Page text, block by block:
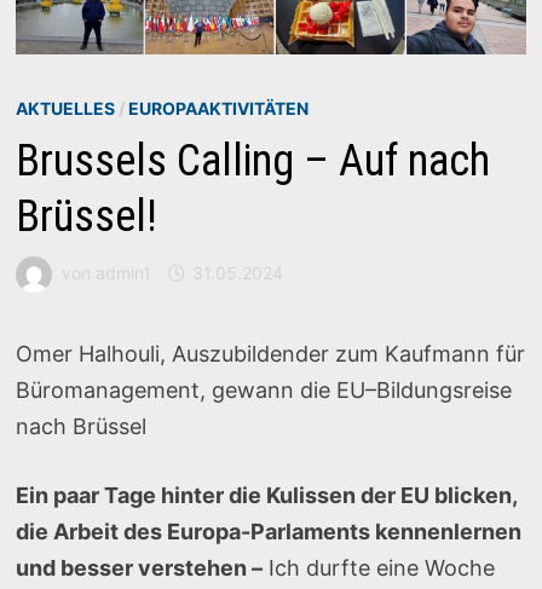
AKTUELLES/EUROPAAKTIVITÄTEN
Brussels Calling – Auf nach
Brüssel!
von admin1 31.05.2024
Omer Halhouli, Auszubildender zum Kaufmann für
Büromanagement, gewann die EU–Bildungsreise
nach Brüssel
Ein paar Tage hinter die Kulissen der EU blicken,
die Arbeit des Europa-Parlaments kennenlernen
und besser verstehen –Ich durfte eine Woche